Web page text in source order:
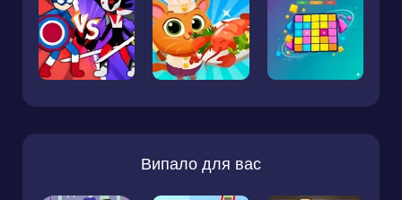
Випало для вас